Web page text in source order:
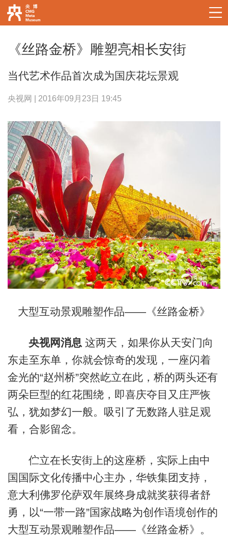
《丝路金桥》雕塑亮相长安街
当代艺术作品首次成为国庆花坛景观
央视网 | 2016年09月23日 19:45
大型互动景观雕塑作品——《丝路金桥》
央视网消息 这两天，如果你从天安门向
东走至东单，你就会惊奇的发现，一座闪着
金光的“赵州桥”突然屹立在此，桥的两头还有
两朵巨型的红花围绕，即喜庆夺目又庄严恢
弘，犹如梦幻一般。吸引了无数路人驻足观
看，合影留念。
伫立在长安街上的这座桥，实际上由中
国国际文化传播中心主办，华铁集团支持，
意大利佛罗伦萨双年展终身成就奖获得者舒
勇，以“一带一路”国家战略为创作语境创作的
大型互动景观雕塑作品——《丝路金桥》。